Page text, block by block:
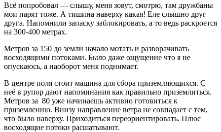
Всё попробовал — слышу, меня зовут, смотрю, там дружбаны
мои парят тоже. А тишина наверху какая! Еле слышно друг
друга. Напомнили запаску заблокировать, а то ведь раскроется
на 300-400 метрах.
Метров за 150 до земли начало мотать и разворачивать
восходящими потоками. Было даже ощущение что я не
опускаюсь, а наоборот меня поднимает.
В центре поля стоит машина для сбора приземляющихся. С
неё в рупор дают напоминания как правильно приземлиться.
Метров за 80 уже начинаешь активно готовиться к
приземлению. Внизу направление ветра не совпадает с тем,
что было наверху. Приходиться переориентировать. Плюс
восходящие потоки расшатывают.